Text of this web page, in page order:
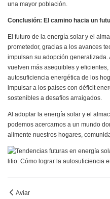
una mayor población.
Conclusión: El camino hacia un
El futuro de la energía solar y el
prometedor, gracias a los avances
impulsan su adopción generalizada.
vuelven más asequibles y
autosuficiencia energética de los
impulsar a los países con déficit
sostenibles a desafíos arraigados.
Al adoptar la energía solar y el
podemos acercarnos a un mundo
alimente nuestros hogares,
Aviar